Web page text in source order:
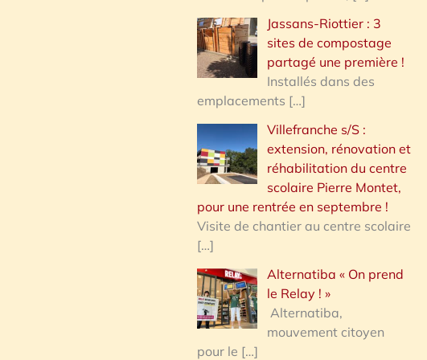
Jassans-Riottier : 3
sites de compostage
partagé une première !
Installés dans des
emplacements […]
Villefranche s/S :
extension, rénovation et
réhabilitation du centre
scolaire Pierre Montet,
pour une rentrée en septembre !
Visite de chantier au centre scolaire
[…]
Alternatiba « On prend
le Relay ! »
Alternatiba,
mouvement citoyen
pour le […]